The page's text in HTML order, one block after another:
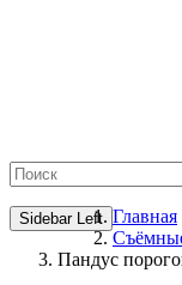
Sidebar Left Главная
Пандус